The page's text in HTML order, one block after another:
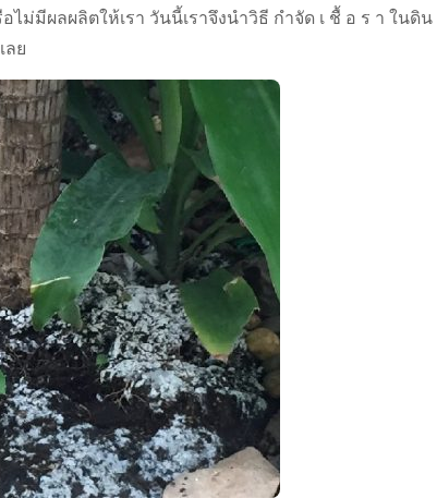
ม่มีผลผลิตให้เรา วันนี้เราจึงนำวิธี กำจัด เ ชื้ อ ร า ในดิน
ลย